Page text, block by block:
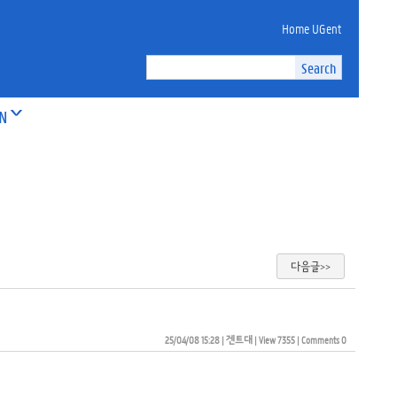
Home UGent
다음글>>
25/04/08 15:28| 겐트대| View 7355| Comments 0